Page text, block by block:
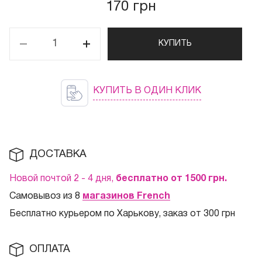
170 грн
КУПИТЬ
КУПИТЬ В ОДИН КЛИК
ДОСТАВКА
Новой почтой 2 - 4 дня, бесплатно от 1500 грн.
Самовывоз из 8 магазинов French
Бесплатно курьером по Харькову, заказ от 300 грн
ОПЛАТА